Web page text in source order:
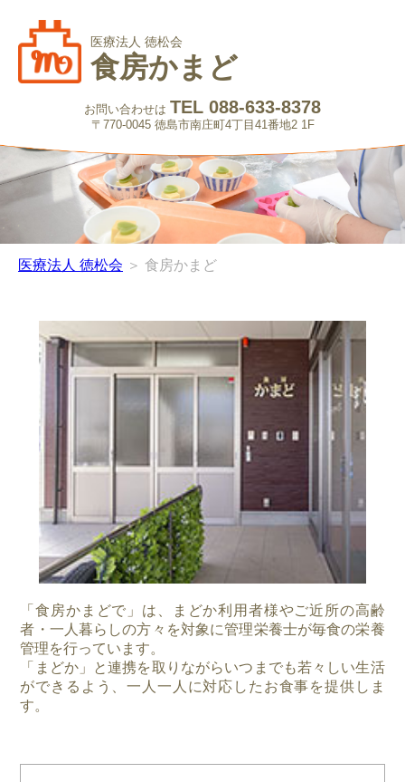
医療法人 徳松会
食房かまど
お問い合わせは TEL 088-633-8378
〒770-0045 徳島市南庄町4丁目41番地2 1F
医療法人 徳松会 ＞ 食房かまど
「食房かまどで」は、まどか利用者様やご近所の高齢
者・一人暮らしの方々を対象に管理栄養士が毎食の栄養
管理を行っています。
「まどか」と連携を取りながらいつまでも若々しい生活
ができるよう、一人一人に対応したお食事を提供しま
す。